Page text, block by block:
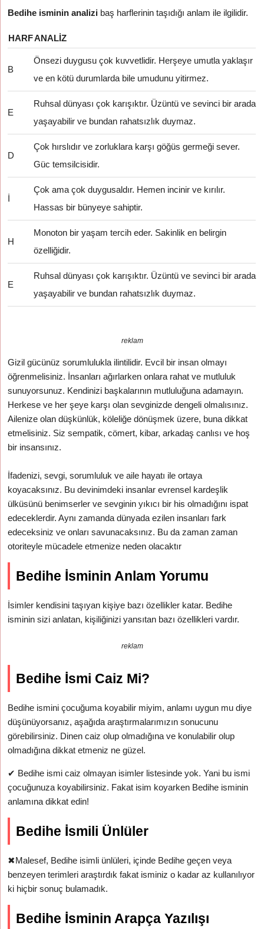
Bedihe isminin analizi baş harflerinin taşıdığı anlam ile ilgilidir.
HARFANALIZ
B
Önsezi duygusu çok kuvvetlidir. Herşeye umutla yaklaşır
ve en kötü durumlarda bile umudunu yitirmez.
E
Ruhsal dünyası çok karışıktır. Üzüntü ve sevinci bir arada
yaşayabilir ve bundan rahatsızlık duymaz.
D
Çok hırslıdır ve zorluklara karşı göğüs germeği sever.
Güc temsilcisidir.
İ
Çok ama çok duygusaldır. Hemen incinir ve kırılır.
Hassas bir bünyeye sahiptir.
H
Monoton bir yaşam tercih eder. Sakinlik en belirgin
özelliğidir.
E
Ruhsal dünyası çok karışıktır. Üzüntü ve sevinci bir arada
yaşayabilir ve bundan rahatsızlık duymaz.
reklam
Gizil gücünüz sorumlulukla ilintilidir. Evcil bir insan olmayı
öğrenmelisiniz. İnsanları ağırlarken onlara rahat ve mutluluk
sunuyorsunuz. Kendinizi başkalarının mutluluğuna adamayın.
Herkese ve her şeye karşı olan sevginizde dengeli olmalısınız.
Ailenize olan düşkünlük, köleliğe dönüşmek üzere, buna dikkat
etmelisiniz. Siz sempatik, cömert, kibar, arkadaş canlısı ve hoş
bir insansınız.
İfadenizi, sevgi, sorumluluk ve aile hayatı ile ortaya
koyacaksınız. Bu devinimdeki insanlar evrensel kardeşlik
ülküsünü benimserler ve sevginin yıkıcı bir his olmadığını ispat
edeceklerdir. Aynı zamanda dünyada ezilen insanları fark
edeceksiniz ve onları savunacaksınız. Bu da zaman zaman
otoriteyle mücadele etmenize neden olacaktır
Bedihe İsminin Anlam Yorumu
İsimler kendisini taşıyan kişiye bazı özellikler katar. Bedihe
isminin sizi anlatan, kişiliğinizi yansıtan bazı özellikleri vardır.
reklam
Bedihe İsmi Caiz Mi?
Bedihe ismini çocuğuma koyabilir miyim, anlamı uygun mu diye
düşünüyorsanız, aşağıda araştırmalarımızın sonucunu
görebilirsiniz. Dinen caiz olup olmadığına ve konulabilir olup
olmadığına dikkat etmeniz ne güzel.
✔ Bedihe ismi caiz olmayan isimler listesinde yok. Yani bu ismi
çocuğunuza koyabilirsiniz. Fakat isim koyarken Bedihe isminin
anlamına dikkat edin!
Bedihe İsmili Ünlüler
✖Malesef, Bedihe isimli ünlüleri, içinde Bedihe geçen veya
benzeyen terimleri araştırdık fakat isminiz o kadar az kullanılıyor
ki hiçbir sonuç bulamadık.
Bedihe İsminin Arapça Yazılışı